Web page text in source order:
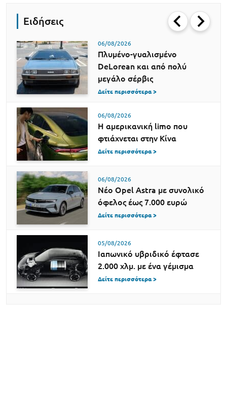
Ειδήσεις
06/08/2026
Πλυμένο-γυαλισμένο
DeLorean και από πολύ
μεγάλο σέρβις
Δείτε περισσότερα >
06/08/2026
Η αμερικανική limo που
φτιάχνεται στην Κίνα
Δείτε περισσότερα >
06/08/2026
Νέο Opel Astra με συνολικό
όφελος έως 7.000 ευρώ
Δείτε περισσότερα >
05/08/2026
Ιαπωνικό υβριδικό έφτασε
2.000 χλμ. με ένα γέμισμα
Δείτε περισσότερα >